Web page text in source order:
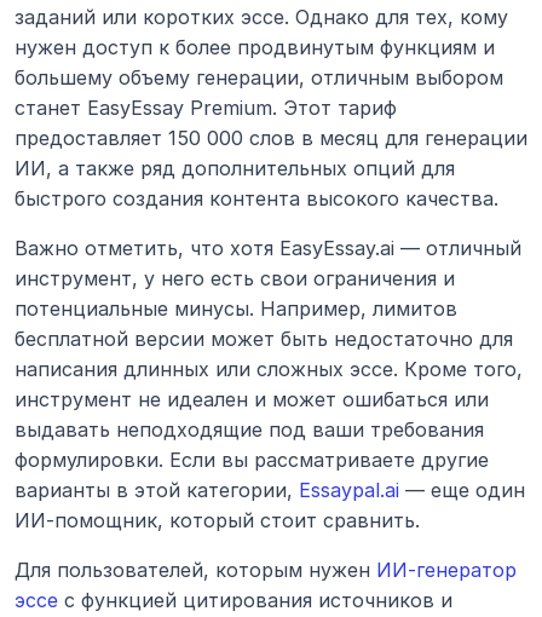
заданий или коротких эссе. Однако для тех, кому
нужен доступ к более продвинутым функциям и
большему объему генерации, отличным выбором
станет EasyEssay Premium. Этот тариф
предоставляет 150 000 слов в месяц для генерации
ИИ, а также ряд дополнительных опций для
быстрого создания контента высокого качества.
Важно отметить, что хотя EasyEssay.ai — отличный
инструмент, у него есть свои ограничения и
потенциальные минусы. Например, лимитов
бесплатной версии может быть недостаточно для
написания длинных или сложных эссе. Кроме того,
инструмент не идеален и может ошибаться или
выдавать неподходящие под ваши требования
формулировки. Если вы рассматриваете другие
варианты в этой категории, Essaypal.ai — еще один
ИИ-помощник, который стоит сравнить.
Для пользователей, которым нужен ИИ-генератор
эссе с функцией цитирования источников и